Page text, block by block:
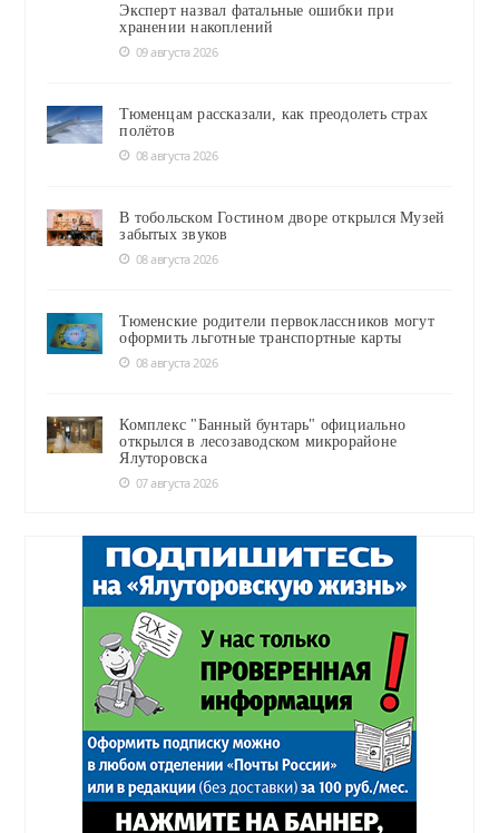
Эксперт назвал фатальные ошибки при
хранении накоплений
09 августа 2026
Тюменцам рассказали, как преодолеть страх
полётов
08 августа 2026
В тобольском Гостином дворе открылся Музей
забытых звуков
08 августа 2026
Тюменские родители первоклассников могут
оформить льготные транспортные карты
08 августа 2026
Комплекс "Банный бунтарь" официально
открылся в лесозаводском микрорайоне
Ялуторовска
07 августа 2026